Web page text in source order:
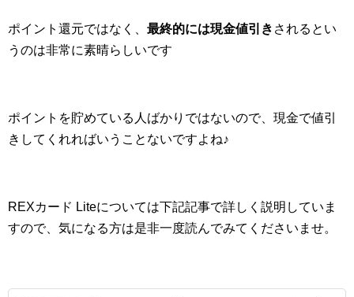
ポイント還元ではなく、 最終的には現金値引き されるとい
うのは非常に素晴らしいです
ポイントを貯めている人ばかりではないので、現金で値引
きしてくれればいうことないですよね♪
REXカード Liteについては下記記事で詳しく説明していま
すので、気になる方は是非一度読んでみてくださいませ。